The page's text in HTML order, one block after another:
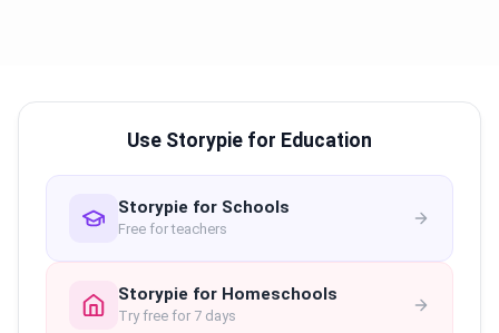
Use Storypie for Education
Storypie for Schools
Free for teachers
Storypie for Homeschools
Try free for 7 days